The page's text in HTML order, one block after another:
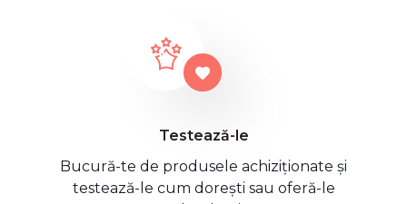
Testează-le
Bucură-te de produsele achiziționate și
testează-le cum dorești sau oferă-le